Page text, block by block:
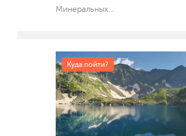
Минеральных...
Куда пойти?